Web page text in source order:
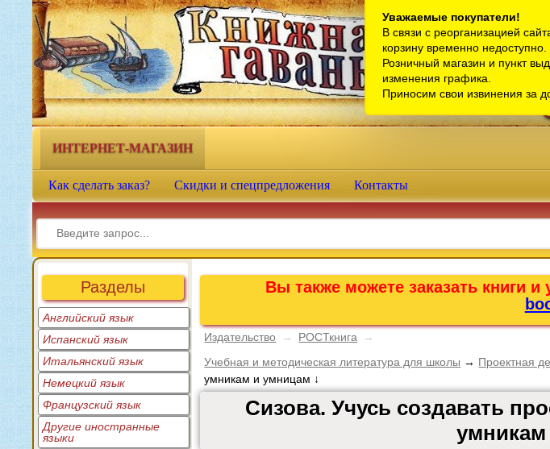
Книжная гавань - интернет-
магазин учебной литературы
ИНТЕРНЕТ-МАГАЗИН
Как сделать заказ? Скидки и спецпредложения Контакты
Разделы
Английский язык
Испанский язык
Итальянский язык
Немецкий язык
Французский язык
Другие иностранные
языки
Вы также можете заказать книги
Издательство → РОСТкнига
→
Учебная и методическая литература для школы → Проектная
умникам и умницам ↓
Сизова. Учусь создавать
умникам
Уважаемые покупатели!
В связи с реорганизацией
корзину временно недоступно.
Розничный магазин и пункт
изменения графика.
Приносим свои извинения за